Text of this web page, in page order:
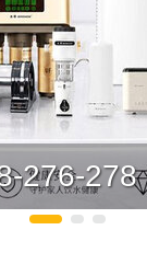
276-278